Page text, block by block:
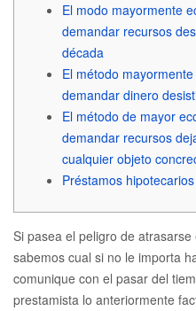
El modo mayormente
demandar recursos
década
El método
demandar dinero
El método de mayor
demandar recursos
cualquier objeto
Préstamos
Si pasea el peligro de
sabemos cual si no le importa
comunique con el pasar del
prestamista lo anteriormente